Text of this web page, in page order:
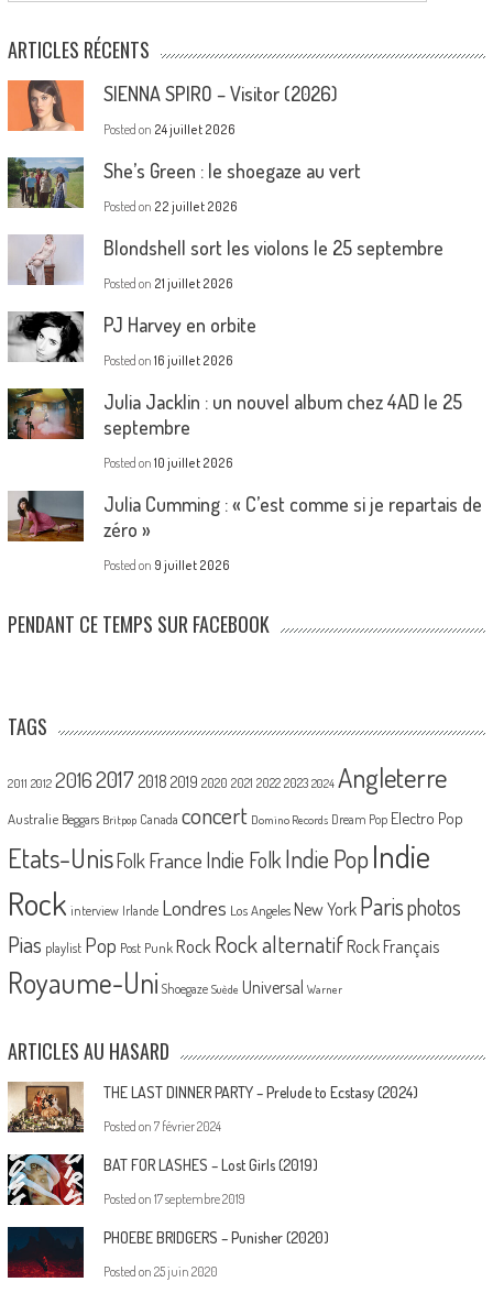
ARTICLES RÉCENTS
SIENNA SPIRO – Visitor (2026)
Posted on 24 juillet 2026
She’s Green : le shoegaze au vert
Posted on 22 juillet 2026
Blondshell sort les violons le 25 septembre
Posted on 21 juillet 2026
PJ Harvey en orbite
Posted on 16 juillet 2026
Julia Jacklin : un nouvel album chez 4AD le 25
septembre
Posted on 10 juillet 2026
Julia Cumming : « C’est comme si je repartais de
zéro »
Posted on 9 juillet 2026
PENDANT CE TEMPS SUR FACEBOOK
TAGS
2011 2012 20162017 2018 2019 2020 2021 2022 2023 2024 Angleterre
Australie Beggars Britpop Canada concert Domino Records Dream Pop Electro Pop
Etats-UnisFolk France Indie Folk Indie PopIndie
Rock interview Irlande Londres Los Angeles New York Parisphotos
Pias playlist Pop Post Punk Rock Rock alternatif Rock Français
Royaume-Uni Shoegaze Suède Universal Warner
ARTICLES AU HASARD
THE LAST DINNER PARTY – Prelude to Ecstasy (2024)
Posted on 7 février 2024
BAT FOR LASHES – Lost Girls (2019)
Posted on 17 septembre 2019
PHOEBE BRIDGERS – Punisher (2020)
Posted on 25 juin 2020